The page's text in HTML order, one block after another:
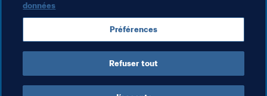
Thèmes en lien
Faroe Islands
données
Préférences
Refuser tout